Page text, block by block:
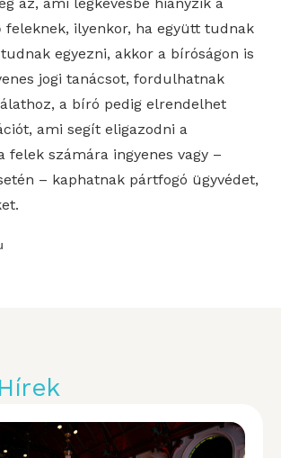
feleknek, ilyenkor, ha együtt tudnak
egyezni, akkor a bíróságon is
jogi tanácsot, fordulhatnak
a bíró pedig elrendelhet
ami segít eligazodni a
felek számára ingyenes vagy –
– kaphatnak pártfogó ügyvédet,
Hírek